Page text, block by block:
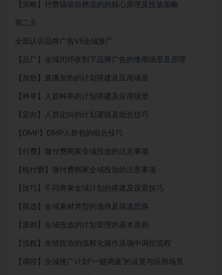
【策略】付费撬动自然流的的核心原理及投放策略
第二天
全面认识品牌广告VS全域推广
【品广】全域闭环收割下品牌广告的使用场景及原理
【加热】直播加热的计划搭建及应用场景
【种草】人群种草的计划搭建及应用场景
【定向】人群定向的计划逻辑及组合技巧
【DMP】DMP人群包的组合技巧
【付费】微付费商家全域投放的注意事项
【纯付费】微付费商家全域投放的注意事项
【技巧】不同商家全域计划的搭建及设置技巧
【筛选】全域素材类型的选择及筛选思路
【原则】全域投放的计划管理的基本原则
【流程】全域投放的流程化操作及场中调控流程
【调控】全域推广计划“一键调速”的设置与应用场景